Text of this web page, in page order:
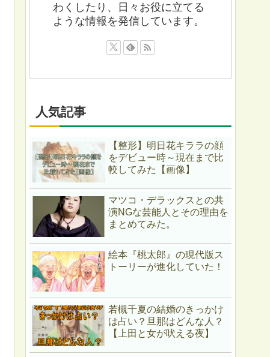
わくしたり、日々お役に立てる
ような情報を発信しています。
人気記事
【整形】明日花キララの顔
をデビュー時～現在まで比
較してみた【画像】
マツコ・デラックスとの共
演NGな芸能人とその理由を
まとめてみた。
絵本『桃太郎』の現代版ス
トーリーが進化していた！
若槻千夏の結婚のきっかけ
は占い？旦那はどんな人？
【上田と女が吠える夜】